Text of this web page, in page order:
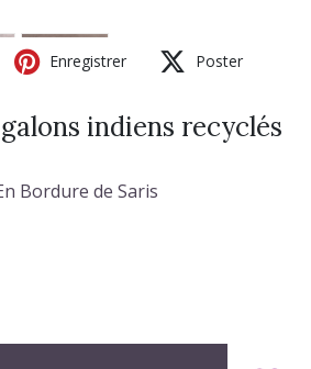
Enregistrer Poster
indiens recyclés
Bordure de Saris